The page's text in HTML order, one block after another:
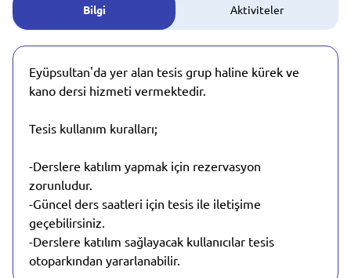
Bilgi Aktiviteler
Eyüpsultan'da yer alan tesis grup haline kürek ve
kano dersi hizmeti vermektedir.
Tesis kullanım kuralları;
-Derslere katılım yapmak için rezervasyon
zorunludur.
-Güncel ders saatleri için tesis ile iletişime
geçebilirsiniz.
-Derslere katılım sağlayacak kullanıcılar tesis
otoparkından yararlanabilir.